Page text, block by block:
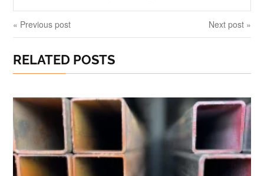
« Previous post Next post »
RELATED POSTS